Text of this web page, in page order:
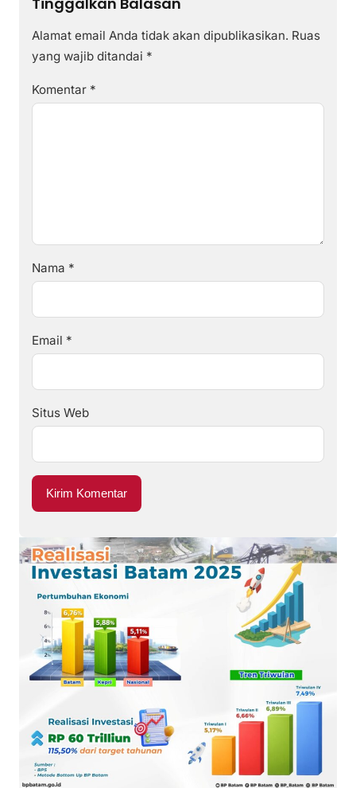
Alamat email Anda tidak akan dipublikasikan. Ruas
yang wajib ditandai *
Komentar *
Nama *
Email *
Situs Web